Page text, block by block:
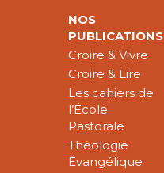
NOS
PUBLICATIONS
Croire & Vivre
Croire & Lire
Les cahiers de
l’École
Pastorale
Théologie
Évangélique